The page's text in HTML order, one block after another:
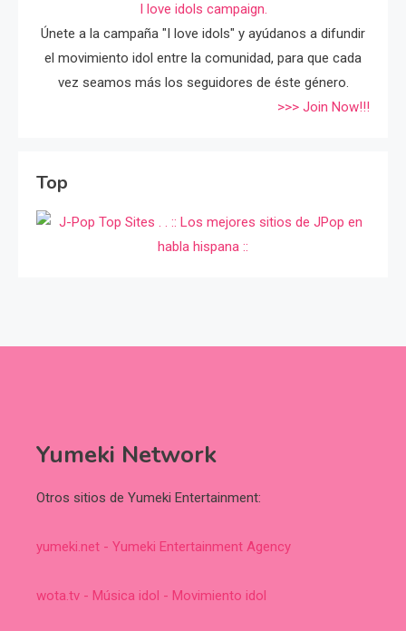
I love idols campaign.
Únete a la campaña "I love idols" y ayúdanos a difundir
el movimiento idol entre la comunidad, para que cada
vez seamos más los seguidores de éste género.
>>> Join Now!!!
Top
Yumeki Network
Otros sitios de Yumeki Entertainment:
yumeki.net - Yumeki Entertainment Agency
wota.tv - Música idol - Movimiento idol